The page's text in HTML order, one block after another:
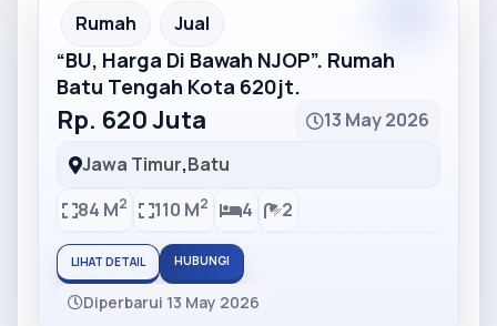
Partner Ad
Rumah Jual
“BU, Harga Di Bawah NJOP”. Rumah
Batu Tengah Kota 620jt.
Rp. 620 Juta
13 May 2026
Jawa Timur,Batu
84 M2 110 M2 4 2
LIHAT DETAIL HUBUNGI
Diperbarui 13 May 2026